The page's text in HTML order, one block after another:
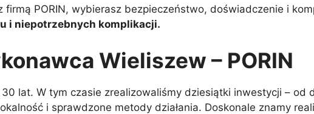
firmą PORIN, wybierasz bezpieczeństwo, doświadczenie i
i niepotrzebnych komplikacji.
Wieliszew – PORIN
30 lat. W tym czasie zrealizowaliśmy dziesiątki inwestycji – od
i sprawdzone metody działania. Doskonale znamy